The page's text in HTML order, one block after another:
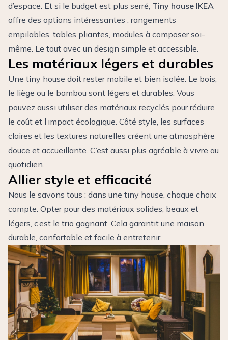
d’espace. Et si le budget est plus serré, Tiny house IKEA
offre des options intéressantes : rangements
empilables, tables pliantes, modules à composer soi-
même. Le tout avec un design simple et accessible.
Les matériaux légers et durables
Une tiny house doit rester mobile et bien isolée. Le bois,
le liège ou le bambou sont légers et durables. Vous
pouvez aussi utiliser des matériaux recyclés pour réduire
le coût et l’impact écologique. Côté style, les surfaces
claires et les textures naturelles créent une atmosphère
douce et accueillante. C’est aussi plus agréable à vivre au
quotidien.
Allier style et efficacité
Nous le savons tous : dans une tiny house, chaque choix
compte. Opter pour des matériaux solides, beaux et
légers, c’est le trio gagnant. Cela garantit une maison
durable, confortable et facile à entretenir.